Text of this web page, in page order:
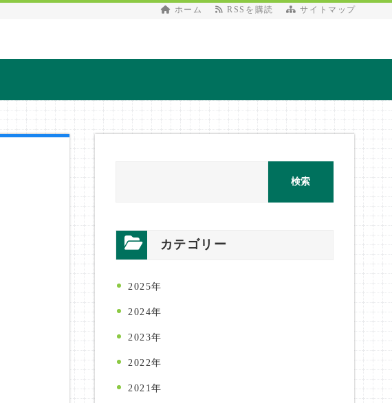
サイトマップ
RSSを購読
ホーム
カテゴリー
2025年
2024年
2023年
2022年
2021年